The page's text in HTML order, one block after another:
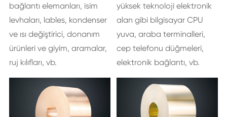
bağlantı elemanları, isim
levhaları, lables, kondenser
ve ısı değiştirici, donanım
ürünleri ve giyim, aramalar,
ruj kılıfları, vb.
yüksek teknoloji elektronik
alan gibi bilgisayar CPU
yuva, araba terminalleri,
cep telefonu düğmeleri,
elektronik bağlantı, vb.